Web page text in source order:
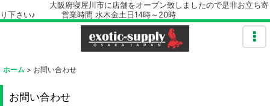
大阪府寝屋川市に店舗をオープン致しましたので是非お立ち寄
り下さい♪ 営業時間 水木金土日14時～20時
ホーム > お問い合わせ
お問い合わせ